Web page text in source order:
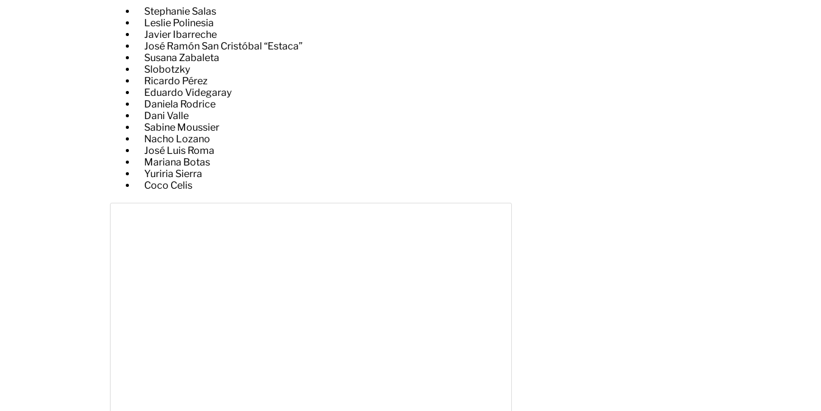
Stephanie Salas
Leslie Polinesia
Javier Ibarreche
José Ramón San Cristóbal “Estaca”
Susana Zabaleta
Slobotzky
Ricardo Pérez
Eduardo Videgaray
Daniela Rodrice
Dani Valle
Sabine Moussier
Nacho Lozano
José Luis Roma
Mariana Botas
Yuriria Sierra
Coco Celis